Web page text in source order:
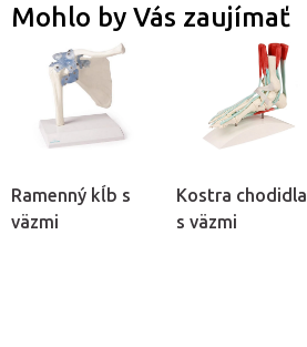
Mohlo by Vás zaujímať
Ramenný kĺb s
väzmi
Kostra chodidla
s väzmi